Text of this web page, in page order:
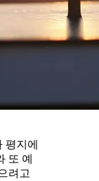
평지에
또 예
려고